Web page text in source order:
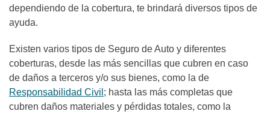
dependiendo de la cobertura, te brindará diversos tipos de
ayuda.
Existen varios tipos de Seguro de Auto y diferentes
coberturas, desde las más sencillas que cubren en caso
de daños a terceros y/o sus bienes, como la de
Responsabilidad Civil ; hasta las más completas que
cubren daños materiales y pérdidas totales, como la